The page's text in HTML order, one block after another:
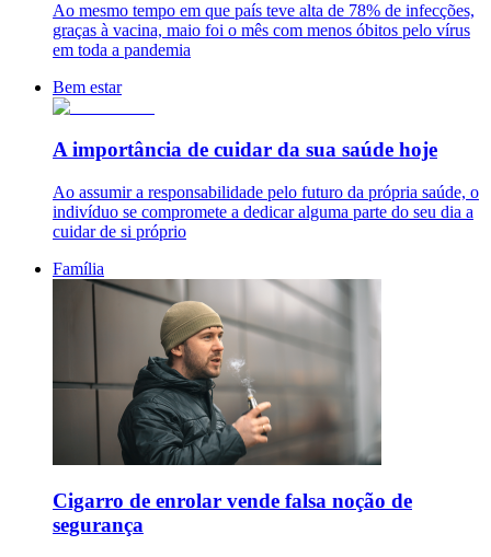
Ao mesmo tempo em que país teve alta de 78% de infecções,
graças à vacina, maio foi o mês com menos óbitos pelo vírus
em toda a pandemia
Bem estar
A importância de cuidar da sua saúde hoje
Ao assumir a responsabilidade pelo futuro da própria saúde, o
indivíduo se compromete a dedicar alguma parte do seu dia a
cuidar de si próprio
Família
Cigarro de enrolar vende falsa noção de
segurança